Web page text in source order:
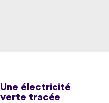
Une électricité
verte tracée